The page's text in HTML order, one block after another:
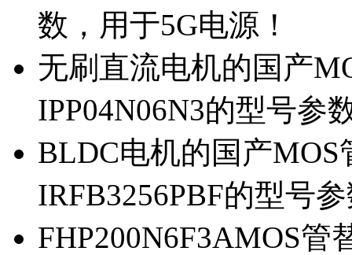
数，用于5G电源！
无刷直流电机的国产
IPP04N06N3的型号参
BLDC电机的国产MOS
IRFB3256PBF的型号
FHP200N6F3AMOS管